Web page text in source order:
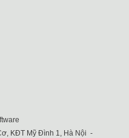
KĐT Mỹ Đình 1, Hà Nội -